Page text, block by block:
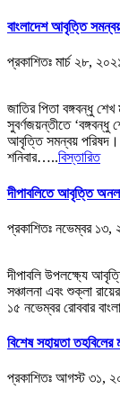
বাংলাদেশ আবৃত্তি
প্রকাশিতঃ মার্চ ২৮,
জাতির পিতা বঙ্গবন্ধু শেখ
সুবর্ণজয়ন্তীতে ‘বঙ্গবন্ধু
আবৃত্তি সমন্বয় পরিষদ।
শনিবার…..বিস্তারিত
দীপাবলিতে আবৃত্তি
প্রকাশিতঃ নভেম্বর ১৩,
দীপাবলি উপলক্ষ্যে
সঞ্চালনা এবং শুক্লা
১৫ নভেম্বর রোববার
বিশেষ সহায়তা
প্রকাশিতঃ আগস্ট ৩১,